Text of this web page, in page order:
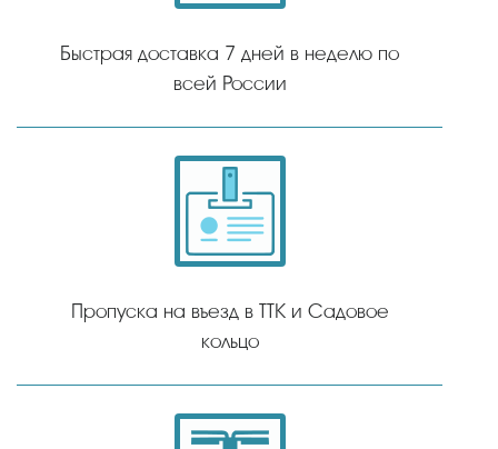
Быстрая доставка 7 дней в неделю по
всей России
Пропуска на въезд в ТТК и Садовое
кольцо